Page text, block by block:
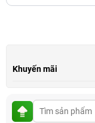
Khuyến mãi